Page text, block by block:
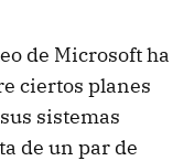
de Microsoft ha
ciertos planes
sistemas
de un par de